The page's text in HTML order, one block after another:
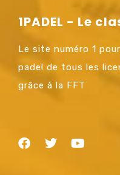
1PADEL - Le
Le site numéro 1
padel de tous les
grâce à la FFT